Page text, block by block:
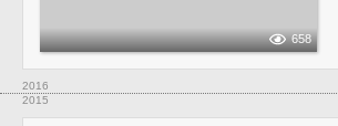
658
2016
2015